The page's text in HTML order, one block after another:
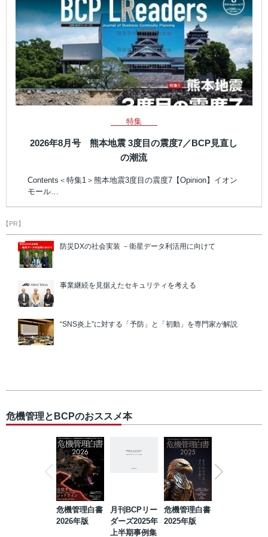
特集
2026年8月号 熊本地震 3度目の震度7／BCP見直し
の潮流
Contents＜特集1＞熊本地震3度目の震度7【Opinion】イオン
モール…
【PR】
防災DXの社会実装 －衛星データ利活用に向けて
事業継続を見据えたセキュリティを考える
“SNS炎上”に対する「予防」と「初動」を専門家が解説
危機管理とBCPのおススメ本
危機管理白書
2026年版
月刊BCPリー
ダーズ2025年
上半期事例集
危機管理白書
2025年版